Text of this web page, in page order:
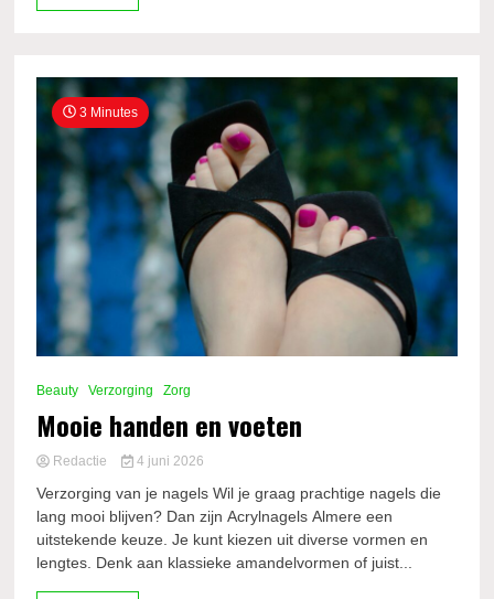
3 Minutes
Beauty Verzorging Zorg
Mooie handen en voeten
Redactie 4 juni 2026
Verzorging van je nagels Wil je graag prachtige nagels die
lang mooi blijven? Dan zijn Acrylnagels Almere een
uitstekende keuze. Je kunt kiezen uit diverse vormen en
lengtes. Denk aan klassieke amandelvormen of juist...